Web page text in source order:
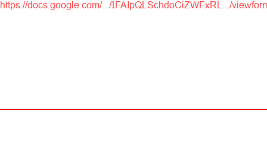
https://docs.google.com/.../1FAIpQLSchdoCiZWFxRL.../